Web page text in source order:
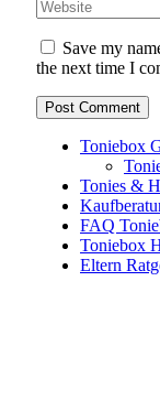
Save my
the next time I
Toniebox
Tonies &
FAQ
Toniebox
Eltern